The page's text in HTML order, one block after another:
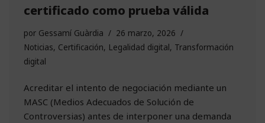
certificado como prueba válida
por Gessamí Guàrdia
26 marzo, 2026
Noticias, Certificación, Legalidad digital, Transformación
digital
Acreditar el intento de negociación mediante un
MASC (Medios Adecuados de Solución de
Controversias) antes de interponer una demanda